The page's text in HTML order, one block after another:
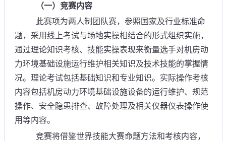
（一）竞赛内容
此赛项为两人制团队赛，参照国家及行业标准命
题，采用线上考试与场地实操相结合的形式组织实施，
通过理论知识考核、技能实操表现来衡量选手对机房动
力环境基础设施运行维护相关知识及技术技能的掌握情
况。理论考试包括基础知识和专业知识。实际操作考核
内容包括机房动力环境基础设施设备的运行维护、规范
操作、安全隐患排查、故障处理及相关仪器仪表操作使
用等内容。
竞赛将借鉴世界技能大赛命题方法和考核内容，